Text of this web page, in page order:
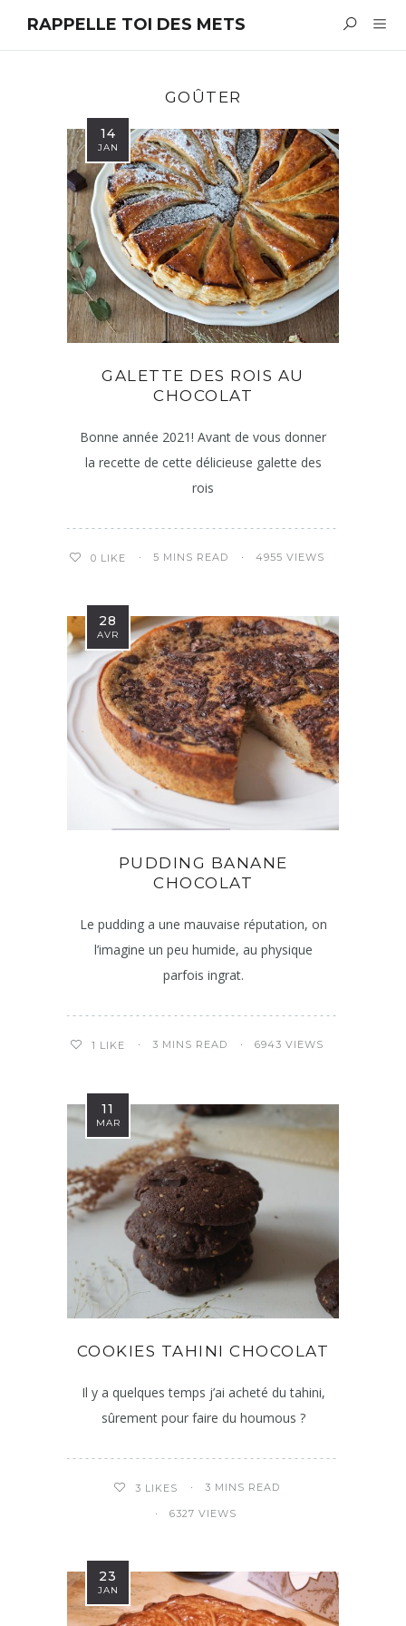
RAPPELLE TOI DES METS
GOÛTER
14
JAN
GALETTE DES ROIS AU
CHOCOLAT
Bonne année 2021! Avant de vous donner
la recette de cette délicieuse galette des
rois
0 LIKE 5 MINS READ 4955 VIEWS
28
AVR
PUDDING BANANE
CHOCOLAT
Le pudding a une mauvaise réputation, on
l’imagine un peu humide, au physique
parfois ingrat.
1 LIKE 3 MINS READ 6943 VIEWS
11
MAR
COOKIES TAHINI CHOCOLAT
Il y a quelques temps j’ai acheté du tahini,
sûrement pour faire du houmous ?
3 LIKES 3 MINS READ
6327 VIEWS
23
JAN